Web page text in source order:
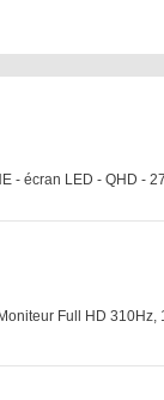
- écran LED - QHD -
Full HD